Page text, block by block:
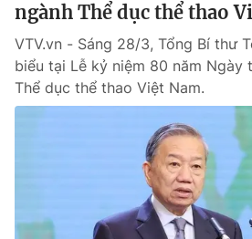
Email:toasoan@vtv.vn
Liên hệ quảng cáo:
024-7300.7108
ngành Thể dục thể thao
VTV.vn - Sáng 28/3, Tổng Bí thư
biểu tại Lễ kỷ niệm 80 năm Ngày
Thể dục thể thao Việt Nam.